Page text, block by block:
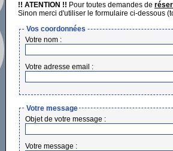
!! ATENTION !! Pour toutes demandes de
Sinon merci d'utiliser le formulaire ci-dessous
Vos coordonnées
Votre nom :
Votre adresse email :
Votre message
Objet de votre message :
Votre message :